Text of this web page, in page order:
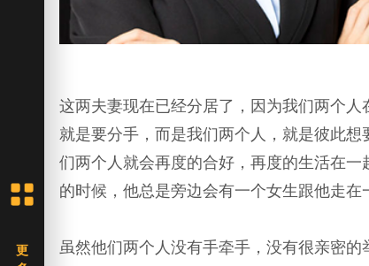
这两夫妻现在已经分居了，因为我们两个
就是要分手，而是我们两个人，就是彼此
们两个人就会再度的合好，再度的生活在
的时候，他总是旁边会有一个女生跟他走在
虽然他们两个人没有手牵手，没有很亲密